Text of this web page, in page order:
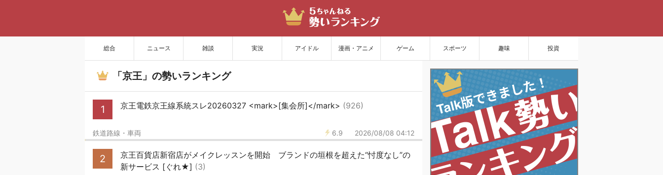
総合 ニュース 雑談 実況 アイドル 漫画・アニメ ゲーム スポーツ 趣味 投資
「京王」の勢いランキング
1 京王電鉄京王線系統スレ20260327 <mark>[集会所]</mark> (926)
6.9 2026/08/08 04:12
鉄道路線・車両
2
京王百貨店新宿店がメイクレッスンを開始 ブランドの垣根を超えた“忖度なし”の
新サービス [ぐれ★] (3)